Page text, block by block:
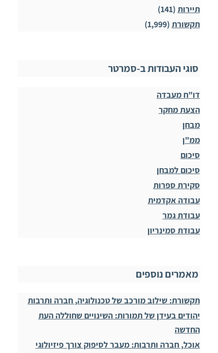
תיירות (141)
תקשורת (1,999)
סוגי העבודות ב-סמרטר
דו"ח מעבדה
הצעת מחקר
מבחן
ממ"ן
סיכום
סיכום למבחן
סקירת ספרות
עבודה אקדמית
עבודת גמר
עבודת סמינריון
מאמרים נוספים
תקשורת: שילוב מורכב של טכנולוגיה, חברה ותרבות
יהודים בעידן של תמורות: השינויים שחוללה העת
החדשה
אוכל, חברה ותרבות: מעבר לסיפוק צורך פיזיולוגי